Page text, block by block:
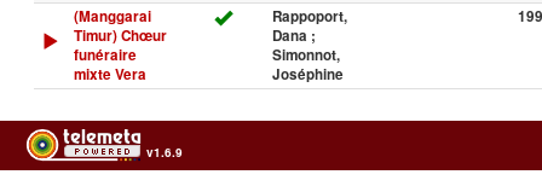
(Manggarai
Timur) Chœur
funéraire
mixte Vera
Rappoport,
Dana ;
Simonnot,
Joséphine
v1.6.9